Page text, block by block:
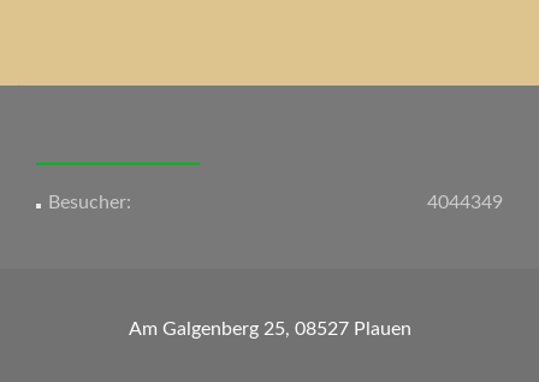
Navigation
4044349
Besucher:
Am Galgenberg 25, 08527 Plauen